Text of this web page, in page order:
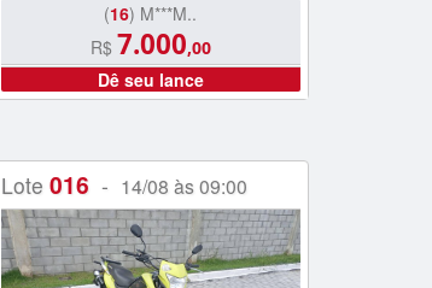
(16) M***M..
R$ 7.000,00
Dê seu lance
Lote 016 - 14/08 às 09:00